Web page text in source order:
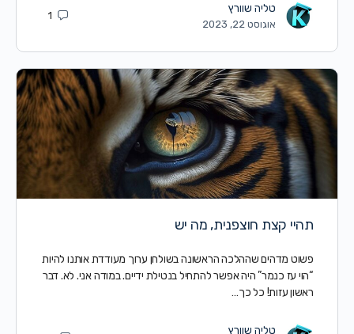
טליה שוורץ
אוגוסט 22, 2023
1
תהיי קצת חוצפנית, מה יש
פשוט מדהים שההלכה הראשונה בשולחן ערוך מעודדת אותנו להיות
“הוי עז כנמר” היה אפשר להתחיל בנטילת ידיים. במודה אני. לא. דבר
ראשון עזות! כל כך…
טליה שוורץ